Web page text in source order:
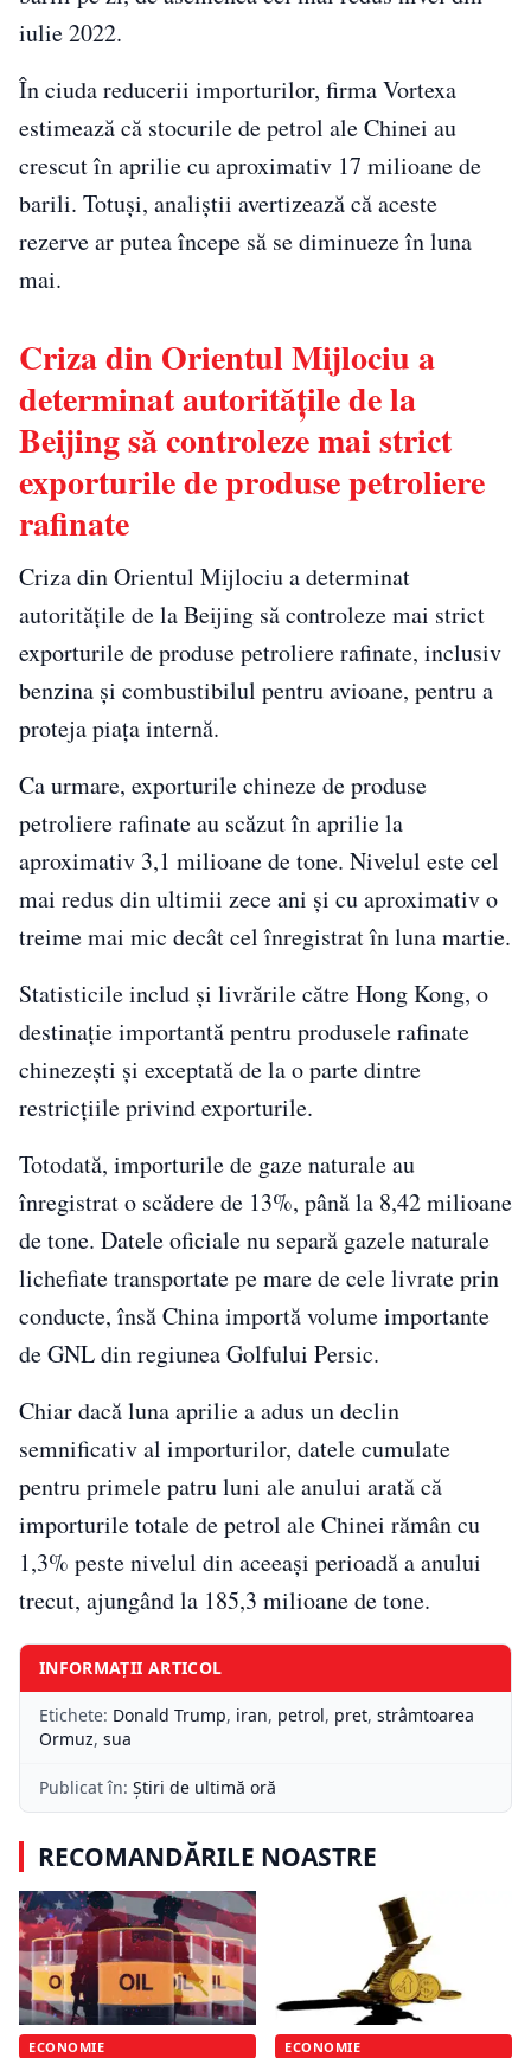
iulie 2022.
În ciuda reducerii importurilor, firmaVortexa
estimează că stocurile de petrol ale Chinei au
crescut în aprilie cu aproximativ 17 milioane de
barili. Totuşi, analiştii avertizează că aceste
rezerve ar putea începe să se diminueze în luna
mai.
Criza din Orientul Mijlociu a
determinat autorităţile de la
Beijing să controleze mai strict
exporturile de produse petroliere
rafinate
Criza din Orientul Mijlociu a determinat
autorităţile de la Beijing să controleze mai strict
exporturile de produse petroliere rafinate, inclusiv
benzina şi combustibilul pentru avioane, pentru a
proteja piaţa internă.
Ca urmare, exporturile chineze de produse
petroliere rafinate au scăzut în aprilie la
aproximativ 3,1 milioane de tone. Nivelul este cel
mai redus din ultimii zece ani şi cu aproximativ o
treime mai mic decât cel înregistrat în luna martie.
Statisticile includ şi livrările cătreHong Kong, o
destinaţie importantă pentru produsele rafinate
chinezeşti şi exceptată de la o parte dintre
restricţiile privind exporturile.
Totodată, importurile de gaze naturale au
înregistrat o scădere de 13%, până la 8,42 milioane
de tone. Datele oficiale nu separă gazele naturale
lichefiate transportate pe mare de cele livrate prin
conducte, însă China importă volume importante
de GNL din regiunea Golfului Persic.
Chiar dacă luna aprilie a adus un declin
semnificativ al importurilor, datele cumulate
pentru primele patru luni ale anului arată că
importurile totale de petrol ale Chinei rămân cu
1,3% peste nivelul din aceeaşi perioadă a anului
trecut, ajungând la 185,3 milioane de tone.
INFORMAȚII ARTICOL
Etichete: Donald Trump, iran, petrol, pret, strâmtoarea
Ormuz, sua
Publicat în: Știri de ultimă oră
RECOMANDĂRILE NOASTRE
ECONOMIE ECONOMIE